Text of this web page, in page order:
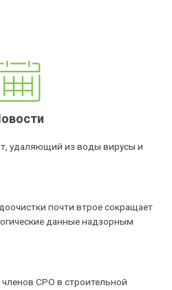
удаляющий из воды вирусы и
почти втрое сокращает
данные надзорным
СРО в строительной